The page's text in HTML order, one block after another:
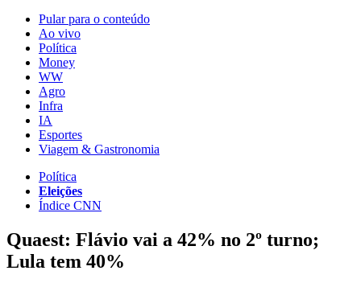
Pular para o conteúdo
Ao vivo
Política
Money
WW
Agro
Infra
IA
Esportes
Viagem & Gastronomia
Política
Eleições
Índice CNN
Quaest: Flávio vai a 42% no 2º turno;
Lula tem 40%